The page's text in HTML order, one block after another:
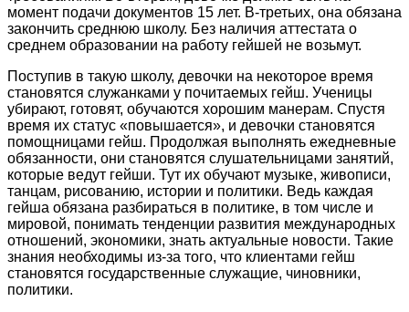
момент подачи документов 15 лет. В-третьих, она обязана
закончить среднюю школу. Без наличия аттестата о
среднем образовании на работу гейшей не возьмут.
Поступив в такую школу, девочки на некоторое время
становятся служанками у почитаемых гейш. Ученицы
убирают, готовят, обучаются хорошим манерам. Спустя
время их статус «повышается», и девочки становятся
помощницами гейш. Продолжая выполнять ежедневные
обязанности, они становятся слушательницами занятий,
которые ведут гейши. Тут их обучают музыке, живописи,
танцам, рисованию, истории и политики. Ведь каждая
гейша обязана разбираться в политике, в том числе и
мировой, понимать тенденции развития международных
отношений, экономики, знать актуальные новости. Такие
знания необходимы из-за того, что клиентами гейш
становятся государственные служащие, чиновники,
политики.